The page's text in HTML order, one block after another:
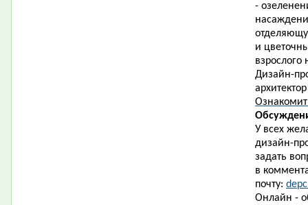
-
и
взрослого
Дизайн-
У всех
дизайн-
задать
в
почту:
Онлайн -